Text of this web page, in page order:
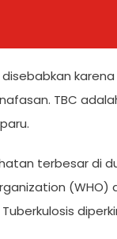
TBC
terbesar di
(WHO)